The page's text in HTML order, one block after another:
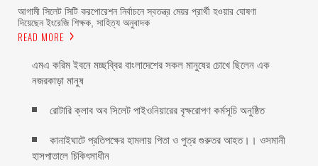
আগামী সিলেট সিটি করপোরেশন নির্বাচনে স্বতন্ত্র মেয়র প্রার্থী হওয়ার ঘোষণা
দিয়েছেন ইংরেজি শিক্ষক, সাহিত্য অনুবাদক
READ MORE
এমএ করিম ইবনে মচ্ছব্বির বাংলাদেশের সকল মানুষের চোখে ছিলেন এক
নজরকাড়া মানুষ ‎
রোটারি ক্লাব অব সিলেট পাইওনিয়ারের বৃক্ষরোপণ কর্মসূচি অনুষ্ঠিত
কানাইঘাটে প্রতিপক্ষের হামলায় পিতা ও পুত্র গুরুতর আহত।। ওসমানী
হাসপাতালে চিকিৎসাধীন